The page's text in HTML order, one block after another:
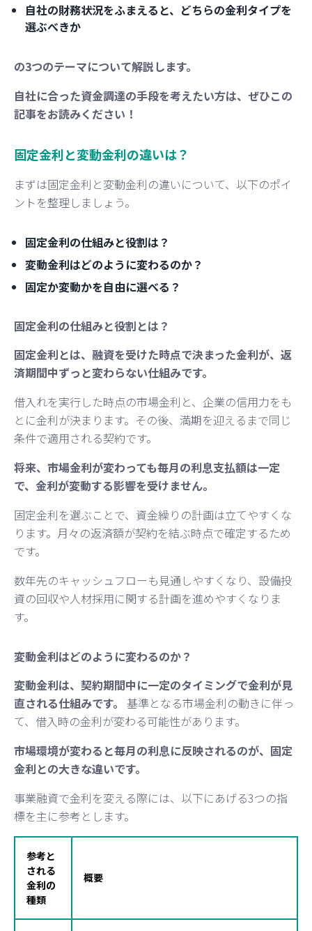
自社の財務状況をふまえると、どちらの金利タイプを
選ぶべきか
の3つのテーマについて解説します。
自社に合った資金調達の手段を考えたい方は、ぜひこの
記事をお読みください！
固定金利と変動金利の違いは？
まずは固定金利と変動金利の違いについて、以下のポイ
ントを整理しましょう。
固定金利の仕組みと役割は？
変動金利はどのように変わるのか？
固定か変動かを自由に選べる？
固定金利の仕組みと役割とは？
固定金利とは、融資を受けた時点で決まった金利が、返
済期間中ずっと変わらない仕組みです。
借入れを実行した時点の市場金利と、企業の信用力をも
とに金利が決まります。その後、満期を迎えるまで同じ
条件で適用される契約です。
将来、市場金利が変わっても毎月の利息支払額は一定
で、金利が変動する影響を受けません。
固定金利を選ぶことで、資金繰りの計画は立てやすくな
ります。月々の返済額が契約を結ぶ時点で確定するため
です。
数年先のキャッシュフローも見通しやすくなり、設備投
資の回収や人材採用に関する計画を進めやすくなりま
す。
変動金利はどのように変わるのか？
変動金利は、契約期間中に一定のタイミングで金利が見
直される仕組みです。 基準となる市場金利の動きに伴っ
て、借入時の金利が変わる可能性があります。
市場環境が変わると毎月の利息に反映されるのが、固定
金利との大きな違いです。
事業融資で金利を変える際には、以下にあげる3つの指
標を主に参考とします。
参考と
される
金利の
種類
概要